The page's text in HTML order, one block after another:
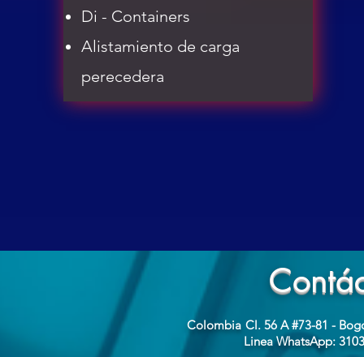
Di - Containers
Alistamiento de carga
perecedera
Cl. 56 A #73-81 -
Linea WhatsApp:
Colombia